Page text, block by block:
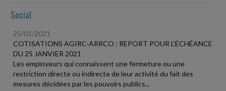
Social
25/01/2021
COTISATIONS AGIRC-ARRCO : REPORT POUR L'ÉCHÉANCE
DU 25 JANVIER 2021
Les employeurs qui connaissent une fermeture ou une
restriction directe ou indirecte de leur activité du fait des
mesures décidées par les pouvoirs publics...